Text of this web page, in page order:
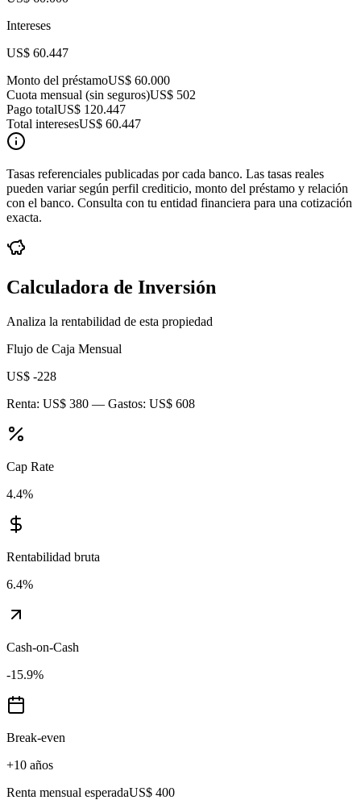
Intereses
US$ 60.447
Monto del préstamoUS$ 60.000
Cuota mensual (sin seguros)US$ 502
Pago totalUS$ 120.447
Total interesesUS$ 60.447
Tasas referenciales publicadas por cada banco. Las tasas reales
pueden variar según perfil crediticio, monto del préstamo y relación
con el banco. Consulta con tu entidad financiera para una cotización
exacta.
Calculadora de Inversión
Analiza la rentabilidad de esta propiedad
Flujo de Caja Mensual
US$ -228
Renta: US$ 380 — Gastos: US$ 608
Cap Rate
4.4%
Rentabilidad bruta
6.4%
Cash-on-Cash
-15.9%
Break-even
+10 años
Renta mensual esperadaUS$ 400